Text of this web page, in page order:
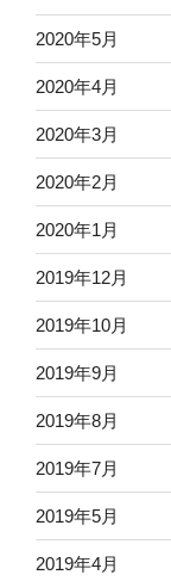
2020年5月
2020年4月
2020年3月
2020年2月
2020年1月
2019年12月
2019年10月
2019年9月
2019年8月
2019年7月
2019年5月
2019年4月